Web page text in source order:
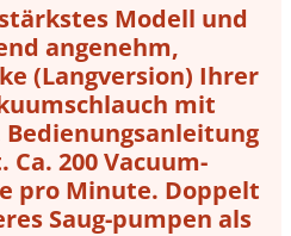
Modell und
angenehm,
(Langversion) Ihrer
mit
200 Vacuum-
pro Minute. Doppelt
Saug-pumpen als